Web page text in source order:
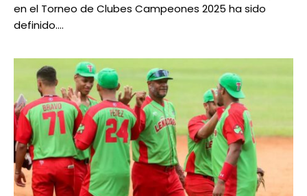
en el Torneo de Clubes Campeones 2025 ha sido
definido.…